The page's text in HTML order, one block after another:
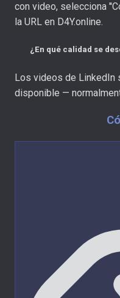
con video, selecciona
la URL en D4Y.online.
¿En qué calidad se
Los videos de LinkedIn
disponible —